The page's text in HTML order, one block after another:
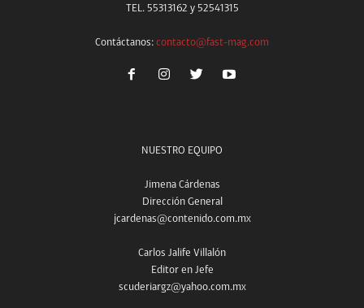
TEL. 55313162 y 52541315
Contáctanos: contacto@fast-mag.com
NUESTRO EQUIPO
Jimena Cárdenas
Dirección General
jcardenas@contenido.com.mx
Carlos Jalife Villalón
Editor en Jefe
scuderiargz@yahoo.com.mx